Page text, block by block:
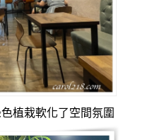
植栽軟化了空間氛圍